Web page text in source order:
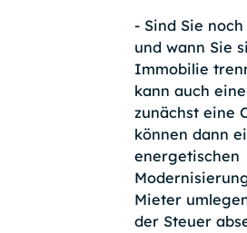
- Sind Sie
und wann Sie
Immobilie
kann auch eine
zunächst eine
können dann
energetischen
Mieter
der Steuer